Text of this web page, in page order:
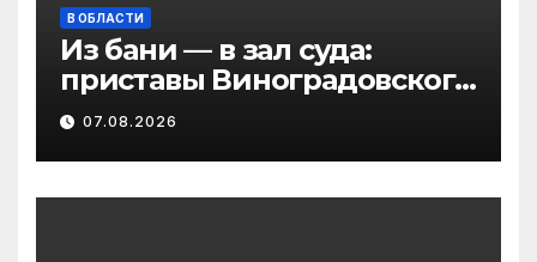
В ОБЛАСТИ
Из бани — в зал суда:
приставы Виноградовского
округа разыскали
должника по алиментам
07.08.2026